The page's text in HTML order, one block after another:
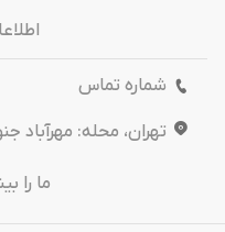
شماره تماس
تهران، محله: مهرآباد
ما را